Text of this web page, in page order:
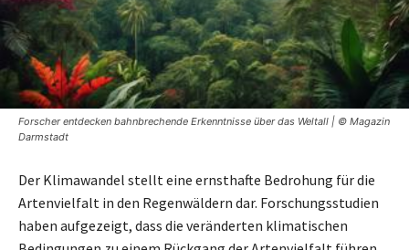
Forscher entdecken bahnbrechende Erkenntnisse über das Weltall | © Magazin
Darmstadt
Der Klimawandel stellt eine ernsthafte Bedrohung für die
Artenvielfalt in den Regenwäldern dar. Forschungsstudien
haben aufgezeigt, dass die veränderten klimatischen